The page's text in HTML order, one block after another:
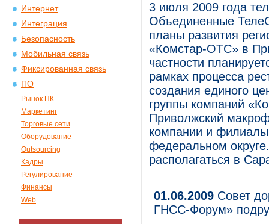
Интернет
Интеграция
Безопасность
Мобильная связь
Фиксированная связь
ПО
Рынок ПК
Маркетинг
Торговые сети
Оборудование
Outsourcing
Кадры
Регулирование
Финансы
Web
3 июля 2009 года
Объединенные
планы развития
«Комстар-ОТС» в
частности
рамках процесса
создания единого
группы компаний
Приволжский
компании и
федеральном
располагаться в
01.06.2009 Совет
ГНСС-Форум»